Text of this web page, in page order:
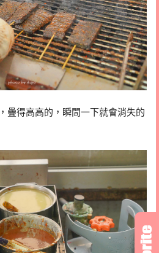
疊得高高的，瞬間一下就會消失的